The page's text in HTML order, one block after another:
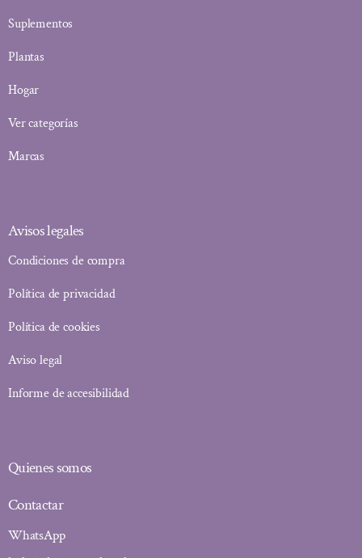
Suplementos
Plantas
Hogar
Ver categorías
Marcas
Avisos legales
Condiciones de compra
Política de privacidad
Política de cookies
Aviso legal
Informe de accesibilidad
Quienes somos
Contactar
WhatsApp